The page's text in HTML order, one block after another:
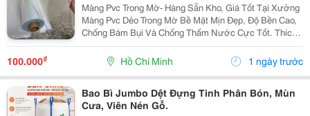
Màng Pvc Trong Mờ- Hàng Sẵn Kho, Giá Tốt Tại Xưởng
Màng Pvc Dẻo Trong Mờ Bề Mặt Mịn Đẹp, Độ Bền Cao,
Chống Bám Bụi Và Chống Thấm Nước Cực Tốt. Thích
Hợp Làm Rèm Ngăn, Bao Bì, Vách Ngăn Phòng... Quy
Cách Sẵn Hàng: 0.15Mm X 1M37 X 150M / Cuộn...
100.000₫ Hồ Chí Minh 1 ngày trước
Bao Bì Jumbo Dệt Đựng Tinh Phân Bón, Mùn
Cưa, Viên Nén Gỗ.